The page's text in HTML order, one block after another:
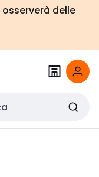
delle